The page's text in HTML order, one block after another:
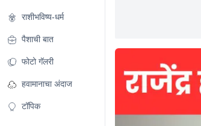
राशीभविष्य-धर्म
पैशाची बात
फोटो गॅलरी
हवामानाचा अंदाज
टॉपिक